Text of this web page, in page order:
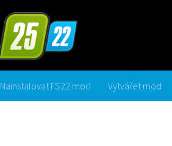
Nainstalovat FS22 mod Vytvářet mod